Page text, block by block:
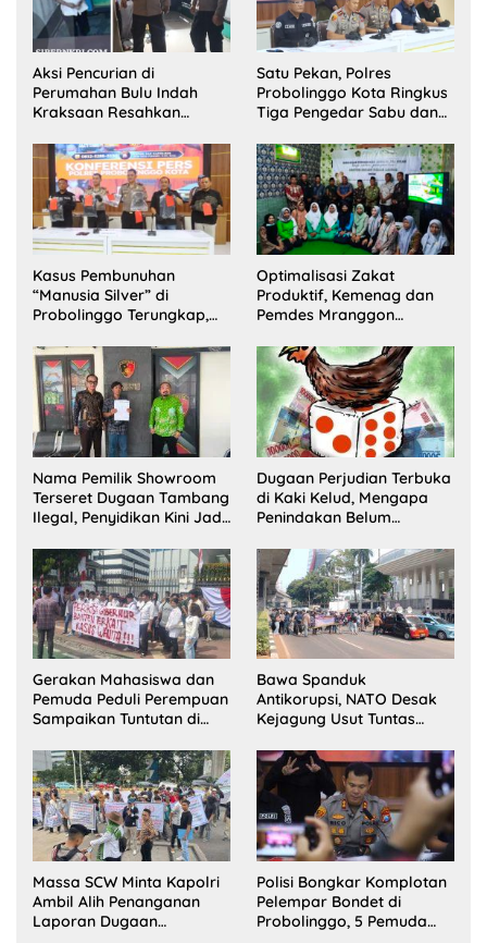
Aksi Pencurian di
Perumahan Bulu Indah
Kraksaan Resahkan
Satu Pekan, Polres
Probolinggo Kota Ringkus
Tiga Pengedar Sabu dan
Kasus Pembunuhan
“Manusia Silver” di
Probolinggo Terungkap,
Satu Buron
Optimalisasi Zakat
Produktif, Kemenag dan
Pemdes Mranggon
Pelaksana Kampung
Zakat
Nama Pemilik Showroom
Terseret Dugaan Tambang
Ilegal, Penyidikan Kini Jadi
Dugaan Perjudian Terbuka
di Kaki Kelud, Mengapa
Penindakan Belum
Gerakan Mahasiswa dan
Pemuda Peduli Perempuan
Sampaikan Tuntutan di
Bawa Spanduk
Antikorupsi, NATO Desak
Kejagung Usut Tuntas
Massa SCW Minta Kapolri
Ambil Alih Penanganan
Laporan Dugaan
Polisi Bongkar Komplotan
Pelempar Bondet di
Probolinggo, 5 Pemuda